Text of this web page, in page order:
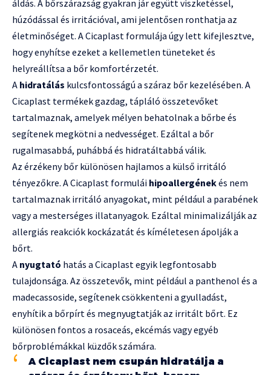
áldás. A bőrszárazság gyakran jár együtt viszketéssel,
húzódással és irritációval, ami jelentősen ronthatja az
életminőséget. A Cicaplast formulája úgy lett kifejlesztve,
hogy enyhítse ezeket a kellemetlen tüneteket és
helyreállítsa a bőr komfortérzetét.
A hidratálás kulcsfontosságú a száraz bőr kezelésében. A
Cicaplast termékek gazdag, tápláló összetevőket
tartalmaznak, amelyek mélyen behatolnak a bőrbe és
segítenek megkötni a nedvességet. Ezáltal a bőr
rugalmasabbá, puhábbá és hidratáltabbá válik.
Az érzékeny bőr különösen hajlamos a külső irritáló
tényezőkre. A Cicaplast formulái hipoallergénekés nem
tartalmaznak irritáló anyagokat, mint például a parabének
vagy a mesterséges illatanyagok. Ezáltal minimalizálják az
allergiás reakciók kockázatát és kíméletesen ápolják a
bőrt.
A nyugtató hatás a Cicaplast egyik legfontosabb
tulajdonsága. Az összetevők, mint például a panthenol és a
madecassoside, segítenek csökkenteni a gyulladást,
enyhítik a bőrpírt és megnyugtatják az irritált bőrt. Ez
különösen fontos a rosaceás, ekcémás vagy egyéb
bőrproblémákkal küzdők számára.
A Cicaplast nem csupán hidratálja a